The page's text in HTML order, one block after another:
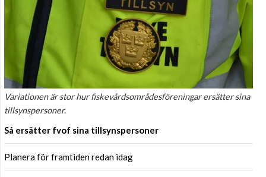
Variationen är stor hur fiskevårdsområdesföreningar ersätter sina
tillsynspersoner.
Så ersätter fvof sina tillsynspersoner
Planera för framtiden redan idag